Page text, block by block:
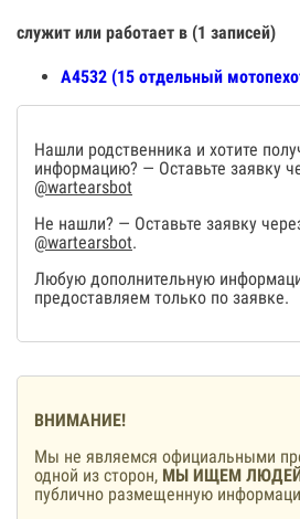
служит или работает в (1 записей)
А4532 (15 отдельный
Нашли родственника и хотите
информацию? — Оставьте заявку
@wartearsbot
Не нашли? — Оставьте заявку
@wartearsbot.
Любую дополнительную
предоставляем только по заявке.
ВНИМАНИЕ!
Мы не являемся официальными
одной из сторон, МЫ ИЩЕМ
публично размещенную